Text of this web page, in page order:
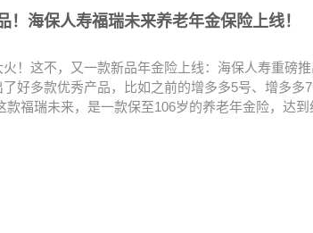
！海保人寿福瑞未来养老年金保险上线！
！这不，又一款新品年金险上线：海保人寿重磅
好多款优秀产品，比如之前的增多多5号、增多
款福瑞未来，是一款保至106岁的养老年金险，达